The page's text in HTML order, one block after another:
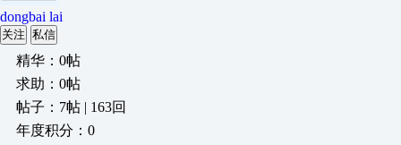
dongbai lai
关注 私信
精华：0帖
求助：0帖
帖子：7帖 | 163回
年度积分：0